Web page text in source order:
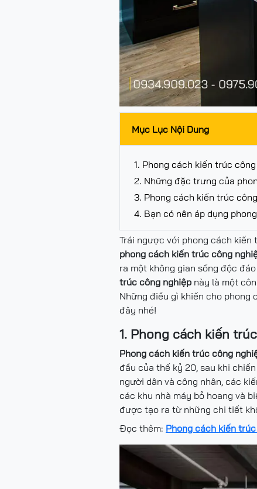
Mục Lục Nội Dung
1. Phong cách kiến trúc
2. Những đặc trưng của
3. Phong cách kiến trúc
4. Bạn có nên áp dụng
Trái ngược với phong cách
phong cách kiến trúc công
ra một không gian sống độc
trúc công nghiệp này là một
Những điều gì khiến cho
đây nhé!
1. Phong cách kiến
Phong cách kiến trúc công
đầu của thế kỷ 20, sau khi
người dân và công nhân, các
các khu nhà máy bỏ hoang và
được tạo ra từ những chi tiết
Đọc thêm: Phong cách kiến